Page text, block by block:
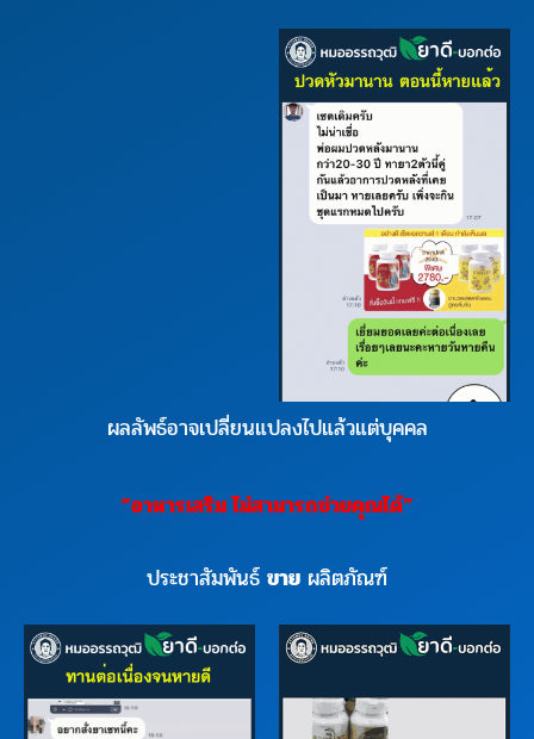
ผลลัพธ์อาจเปลี่ยนแปลงไปแล้วแต่บุคคล
“อาหารเสริมไม่สามารถช่วยคุณได้”
ประชาสัมพันธ์ ขาย ผลิตภัณฑ์